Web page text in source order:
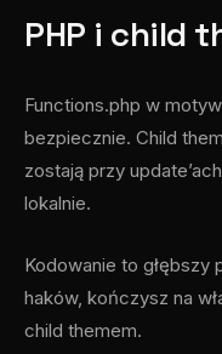
PHP i child
Functions.php w
bezpiecznie. Child
zostają przy
lokalnie.
Kodowanie to
haków, kończysz na
child themem.